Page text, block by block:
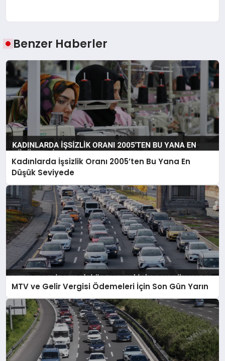
Benzer Haberler
Kadınlarda İşsizlik Oranı 2005’ten Bu Yana En
Düşük Seviyede
MTV ve Gelir Vergisi Ödemeleri İçin Son Gün Yarın